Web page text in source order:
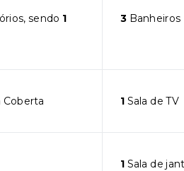
sendo 1
3Banheiros
Coberta 1Sala de TV
1Sala de